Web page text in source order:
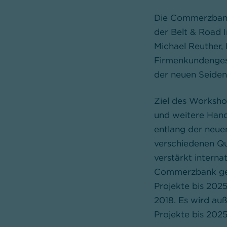
Die
der Belt & Road
Michael
der neuen
Ziel des
und weitere
entlang der
verschiedenen
verstärkt
Commerzbank
Projekte bis
2018. Es wird
Projekte bis